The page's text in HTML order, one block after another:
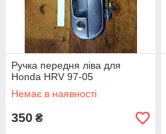
Ручка передня ліва для
Honda HRV 97-05
Немає в наявності
350 ₴